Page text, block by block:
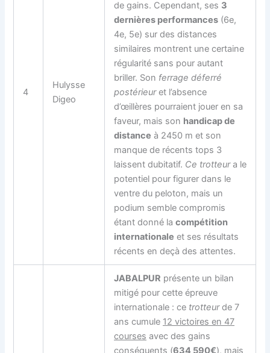
4
Hulysse
Digeo
de gains. Cependant, ses 3
dernières performances (6e,
4e, 5e) sur des distances
similaires montrent une certaine
régularité sans pour autant
briller. Son ferrage déferré
postérieuret l’absence
d’œillères pourraient jouer en sa
faveur, mais son handicap de
distance à 2450 m et son
manque de récents tops 3
laissent dubitatif. Ce trotteura le
potentiel pour figurer dans le
ventre du peloton, mais un
podium semble compromis
étant donné lacompétition
internationale et ses résultats
récents en deçà des attentes.
JABALPUR présente un bilan
mitigé pour cette épreuve
internationale : ce trotteurde 7
ans cumule 12 victoires en 47
courses avec des gains
conséquents (634 590€), mais